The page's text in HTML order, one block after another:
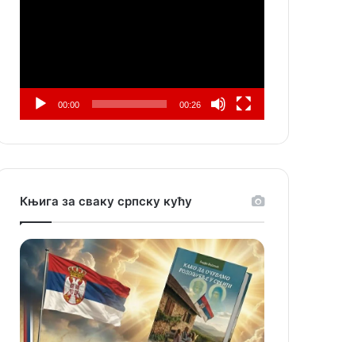
00:00 00:26
Књига за сваку српску кућу